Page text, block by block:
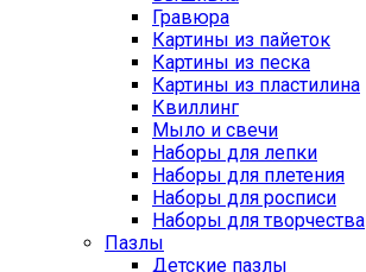
Гравюра
Картины из пайеток
Картины из песка
Картины из пластилина
Квиллинг
Мыло и свечи
Наборы для лепки
Наборы для плетения
Наборы для росписи
Наборы для творчества
Пазлы
Детские пазлы